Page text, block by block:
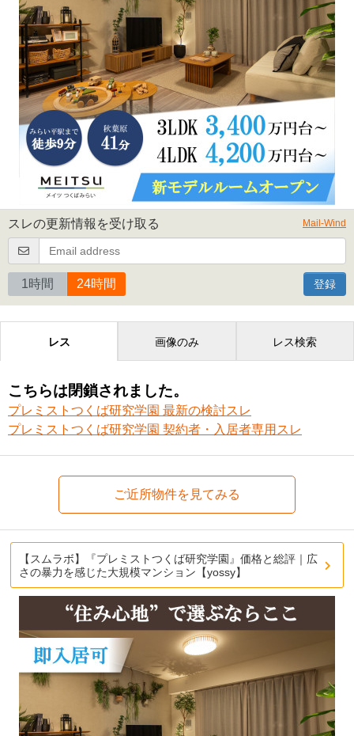
スレの更新情報を受け取る Mail-Wind
1時間 24時間 登録
レス 画像のみ レス検索
こちらは閉鎖されました。
プレミストつくば研究学園 最新の検討スレ
プレミストつくば研究学園 契約者・入居者専用スレ
ご近所物件を見てみる
【スムラボ】『プレミストつくば研究学園』価格と総評｜広
さの暴力を感じた大規模マンション【yossy】